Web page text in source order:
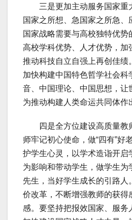
三是更加主动服务国家重
国家之所想、急国家之所急、
国家战略需要与高校独特优势
高校学科优势、人才优势，加
推动科技自立自强上再创佳绩
加快构建中国特色哲学社会科
音、中国理论、中国思想，让
为推动构建人类命运共同体作
四是全方位建设高质量教
师牢记初心使命，做“四有”好
护学生心灵，以学术造诣开启
为影响和带动学生，做学生为
先生，当好学生成长的引路人
价改革，不断增强教师的获得
感。要坚持把报效国家、服务